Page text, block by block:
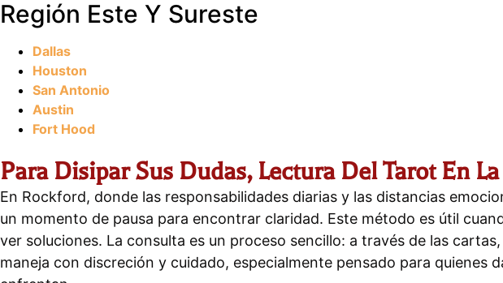
Región Este Y Sureste
Dallas
Houston
San Antonio
Austin
Fort Hood
Para Disipar Sus Dudas, Lectura Del Tarot En
En Rockford, donde las responsabilidades diarias y las distancias
un momento de pausa para encontrar claridad. Este método es útil
ver soluciones. La consulta es un proceso sencillo: a través de las
maneja con discreción y cuidado, especialmente pensado para